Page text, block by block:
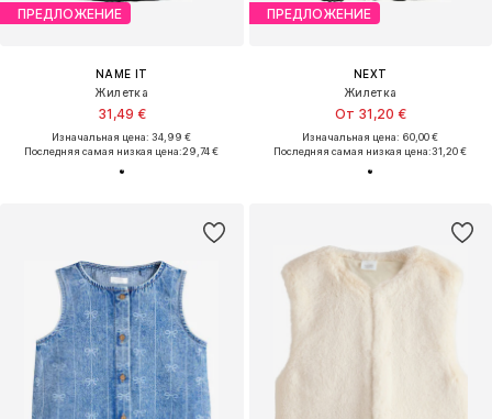
ПРЕДЛОЖЕНИЕ
NAME IT
Жилетка
31,49 €
Изначальная цена: 34,99 €
Последняя самая низкая цена:29,74 €
ПРЕДЛОЖЕНИЕ
NEXT
Жилетка
От 31,20 €
Изначальная цена: 60,00 €
Последняя самая низкая цена:31,20 €